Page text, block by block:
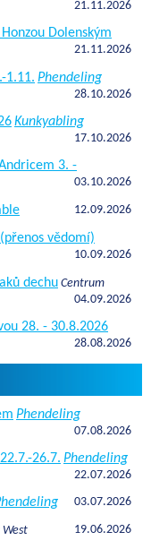
21.11.2026
Dolenským
21.11.2026
1.11. Phendeling
28.10.2026
Kunkyabling
17.10.2026
3. -
03.10.2026
12.09.2026
vědomí)
10.09.2026
dechu Centrum
04.09.2026
28. - 30.8.2026
28.08.2026
Phendeling
07.08.2026
26.7. Phendeling
22.07.2026
03.07.2026
19.06.2026